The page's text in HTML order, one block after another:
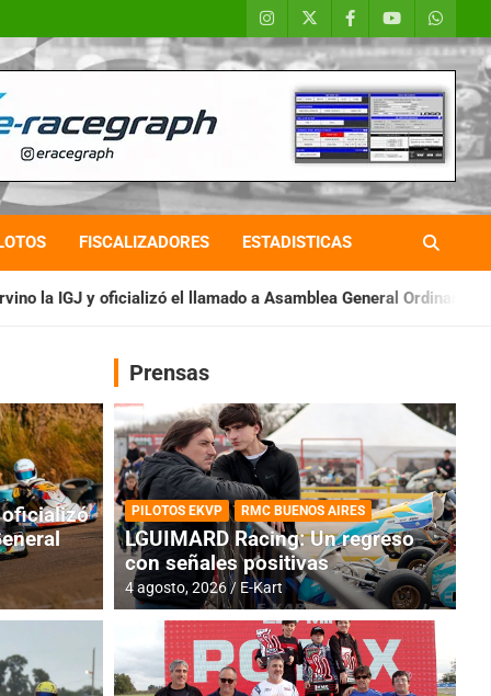
FISCALIZADORES ESTADISTICAS
llamado a Asamblea General Ordinaria IAME SERIES
RMC BUENOS AIRES
oficializó
Prensas
PILOTOS EKVP RMC BUENOS AIRES
LGUIMARD Racing: Un regreso
con señales positivas
4 agosto, 2026 E-Kart